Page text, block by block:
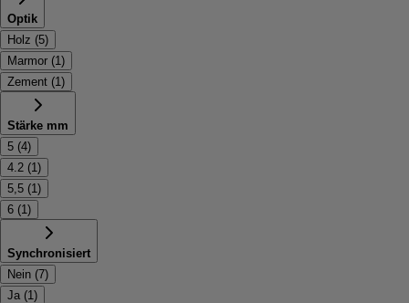
Optik
Holz (5)
Marmor (1)
Zement (1)
Stärke mm
5 (4)
4.2 (1)
5,5 (1)
6 (1)
Synchronisiert
Nein (7)
Ja (1)